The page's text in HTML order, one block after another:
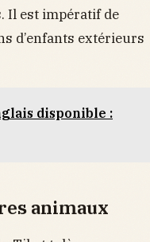
Il est impératif de
d’enfants extérieurs
disponible :
animaux